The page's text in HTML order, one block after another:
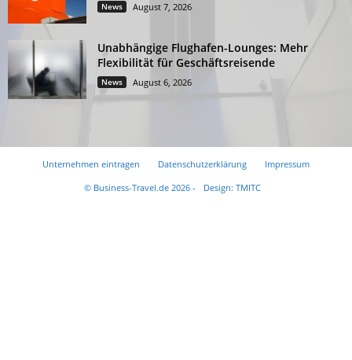
News August 7, 2026
Unabhängige Flughafen-Lounges: Mehr
Flexibilität für Geschäftsreisende
News August 6, 2026
Unternehmen eintragen Datenschutzerklärung
Impressum
© Business-Travel.de 2026 -
Design: TMITC